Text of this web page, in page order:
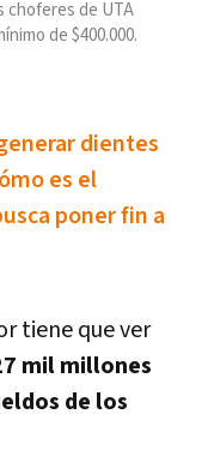
choferes de UTA
de $400.000.
dientes
es el
poner fin a
tiene que ver
mil millones
de los